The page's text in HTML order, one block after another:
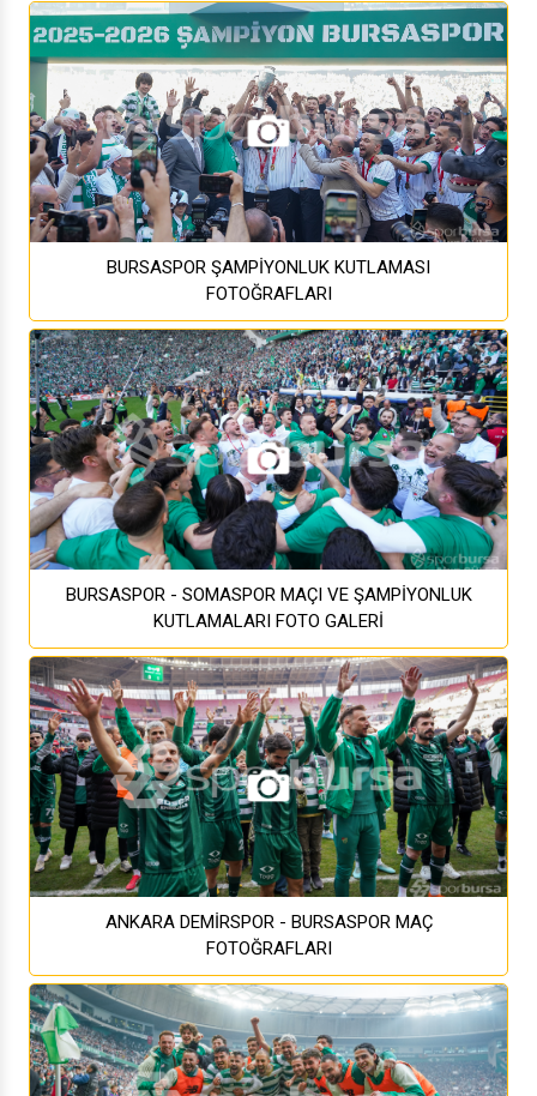
BURSASPOR ŞAMPİYONLUK KUTLAMASI
FOTOĞRAFLARI
BURSASPOR - SOMASPOR MAÇI VE ŞAMPİYONLUK
KUTLAMALARI FOTO GALERİ
ANKARA DEMİRSPOR - BURSASPOR MAÇ
FOTOĞRAFLARI